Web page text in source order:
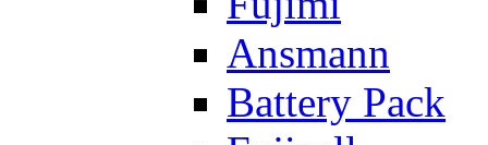
Ansmann
Battery Pack